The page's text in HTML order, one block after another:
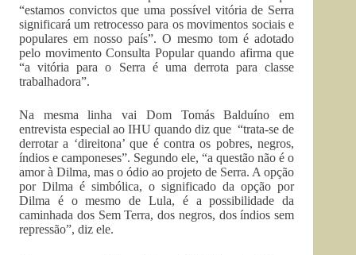
“estamos convictos que uma possível vitória de Serra
significará um retrocesso para os movimentos sociais e
populares em nosso país”. O mesmo tom é adotado
pelo movimento Consulta Popular quando afirma que
“a vitória para o Serra é uma derrota para classe
trabalhadora”.
Na mesma linha vai Dom Tomás Balduíno em
entrevista especial ao IHU quando diz que “trata-se de
derrotar a ‘direitona’ que é contra os pobres, negros,
índios e camponeses”. Segundo ele, “a questão não é o
amor à Dilma, mas o ódio ao projeto de Serra. A opção
por Dilma é simbólica, o significado da opção por
Dilma é o mesmo de Lula, é a possibilidade da
caminhada dos Sem Terra, dos negros, dos índios sem
repressão”, diz ele.